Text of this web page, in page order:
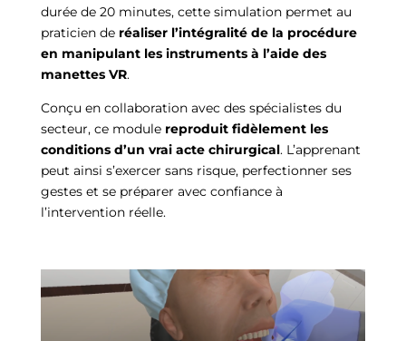
durée de 20 minutes, cette simulation permet au
praticien de réaliser l’intégralité de la procédure
en manipulant les instruments à l’aide des
manettes VR.
Conçu en collaboration avec des spécialistes du
secteur, ce module reproduit fidèlement les
conditions d’un vrai acte chirurgical. L’apprenant
peut ainsi s’exercer sans risque, perfectionner ses
gestes et se préparer avec confiance à
l’intervention réelle.